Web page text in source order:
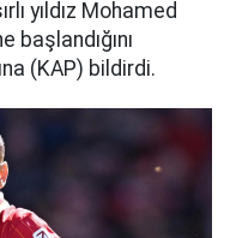
yıldız Mohamed
(KAP) bildirdi.